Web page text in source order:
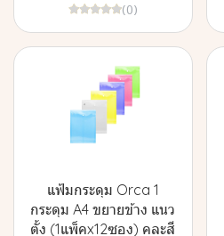
(0)
แฟ้มกระดุม Orca 1
กระดุม A4 ขยายข้าง แนว
ตั้ง (1แพ็คx12ซอง) คละสี